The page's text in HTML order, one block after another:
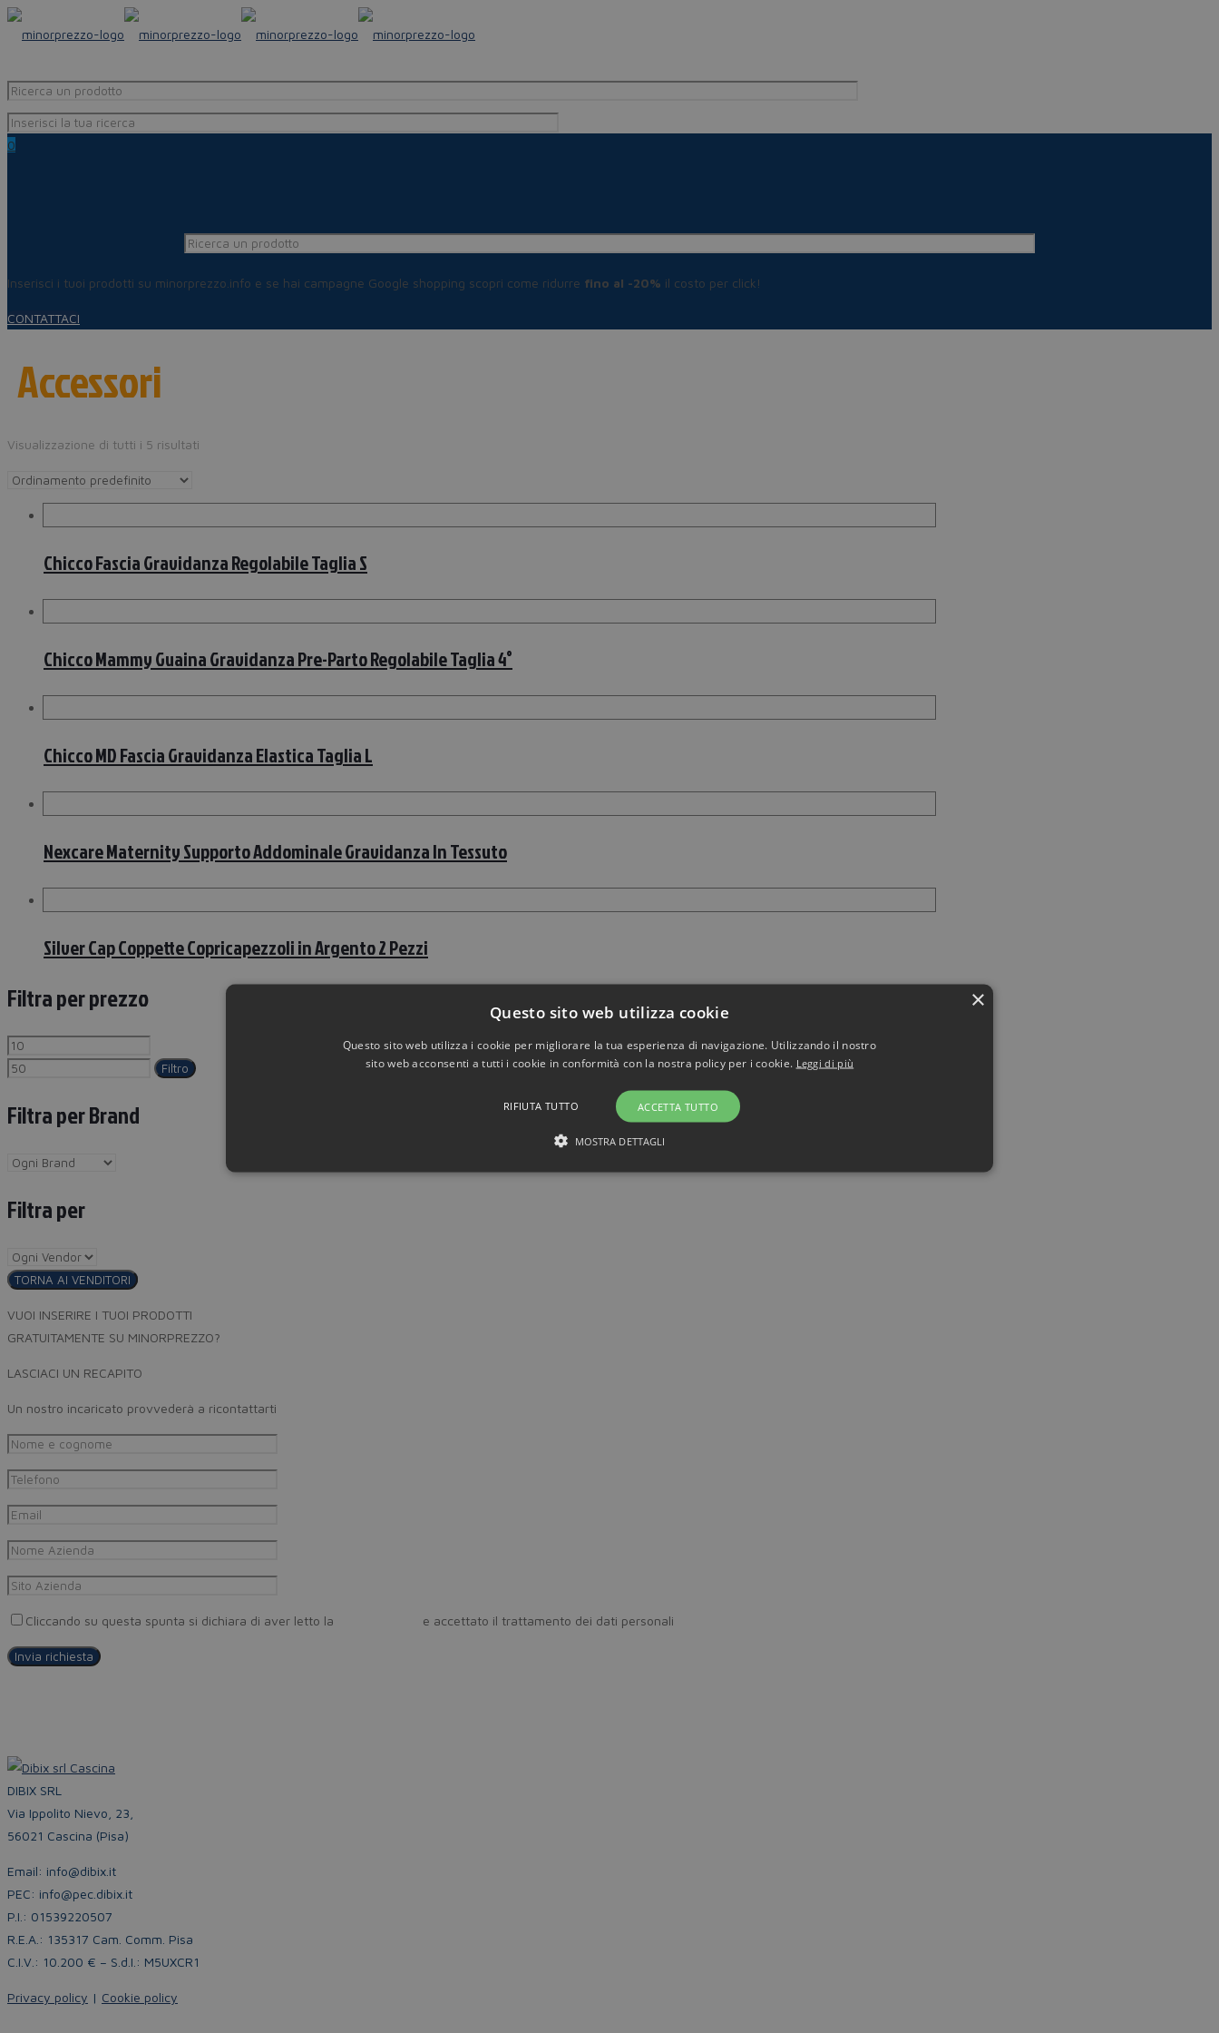
0
Inserisci i tuoi prodotti su minorprezzo.info e se hai campagne Google shopping scopri come ridurre fino al -20% il costo per click!
CONTATTACI
Accessori
Visualizzazione di tutti i 5 risultati
Chicco Fascia Gravidanza Regolabile Taglia S
Chicco Mammy Guaina Gravidanza Pre-Parto Regolabile Taglia 4°
Chicco MD Fascia Gravidanza Elastica Taglia L
Nexcare Maternity Supporto Addominale Gravidanza In Tessuto
Silver Cap Coppette Copricapezzoli in Argento 2 Pezzi
Filtra per prezzo
Filtro
Filtra per Brand
Filtra per
TORNA AI VENDITORI
VUOI INSERIRE I TUOI PRODOTTI
GRATUITAMENTE SU MINORPREZZO?
LASCIACI UN RECAPITO
Un nostro incaricato provvederà a ricontattarti
Cliccando su questa spunta si dichiara di aver letto la e accettato il trattamento dei dati personali
DIBIX SRL
Via Ippolito Nievo, 23,
56021 Cascina (Pisa)
Email: info@dibix.it
PEC: info@pec.dibix.it
P.I.: 01539220507
R.E.A.: 135317 Cam. Comm. Pisa
C.I.V.: 10.200 € – S.d.I.: M5UXCR1
Privacy policy | Cookie policy
×
Questo sito web utilizza cookie
Questo sito web utilizza i cookie per migliorare la tua esperienza di navigazione. Utilizzando il nostro
sito web acconsenti a tutti i cookie in conformità con la nostra policy per i cookie. Leggi di più
ACCETTA TUTTO
RIFIUTA TUTTO
MOSTRA DETTAGLI